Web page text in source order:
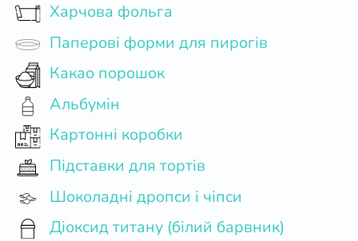
Харчова фольга
Паперові форми для пирогів
Какао порошок
Альбумін
Картонні коробки
Підставки для тортів
Шоколадні дропси і чіпси
Діоксид титану (білий барвник)